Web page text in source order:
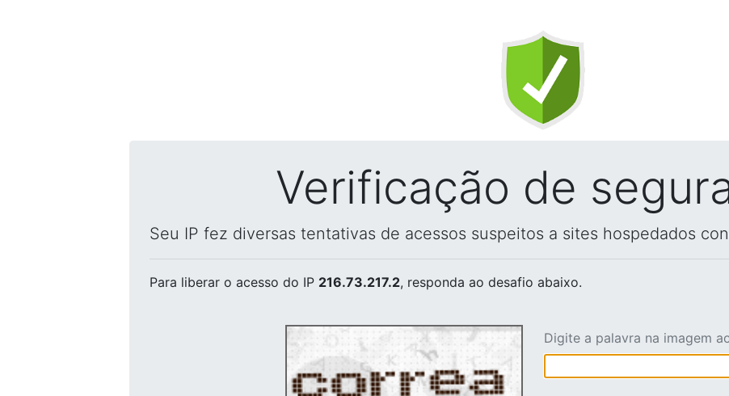
Verificação de
Seu IP fez diversas tentativas de acessos suspeitos a sites hospedados
Para liberar o acesso do IP 216.73.217.2, responda ao desafio abaixo.
Digite a palavra na imagem